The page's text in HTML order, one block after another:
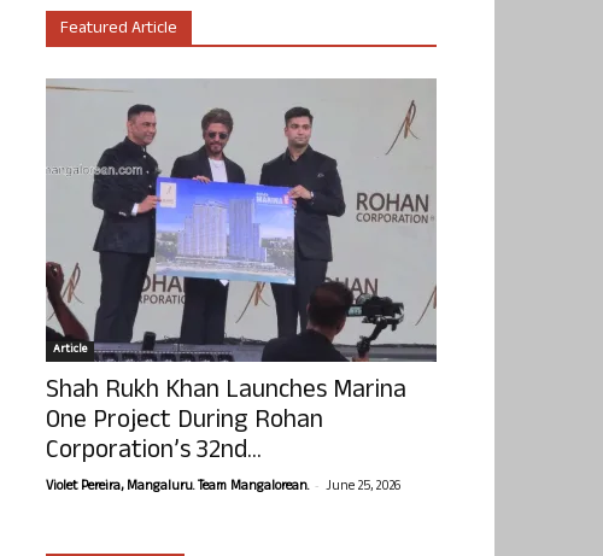
Featured Article
Article
Shah Rukh Khan Launches Marina
One Project During Rohan
Corporation’s 32nd...
Violet Pereira, Mangaluru. Team Mangalorean. - June 25, 2026